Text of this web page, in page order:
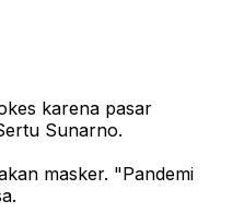
karena pasar
Sunarno.
masker. "Pandemi